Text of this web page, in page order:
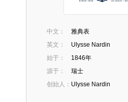
中文：
雅典表
英文：
Ulysse Nardin
始于：
1846年
源于：
瑞士
创始人： Ulysse Nardin